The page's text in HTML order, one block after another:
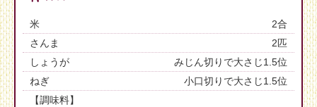
米
2合
さんま
2匹
しょうが
みじん切りで大さじ1.5位
ねぎ
小口切りで大さじ1.5位
【調味料】